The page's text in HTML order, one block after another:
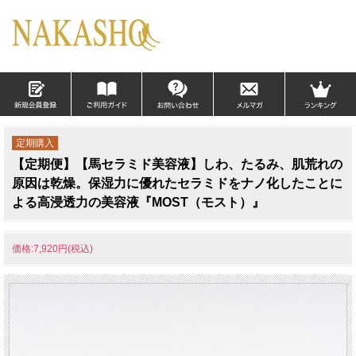
定期購入
【定期便】【馬セラミド美容液】しわ、たるみ、肌荒れの
原因は乾燥。保湿力に優れたセラミドをナノ化したことに
よる高浸透力の美容液『MOST（モスト）』
価格:7,920円(税込)